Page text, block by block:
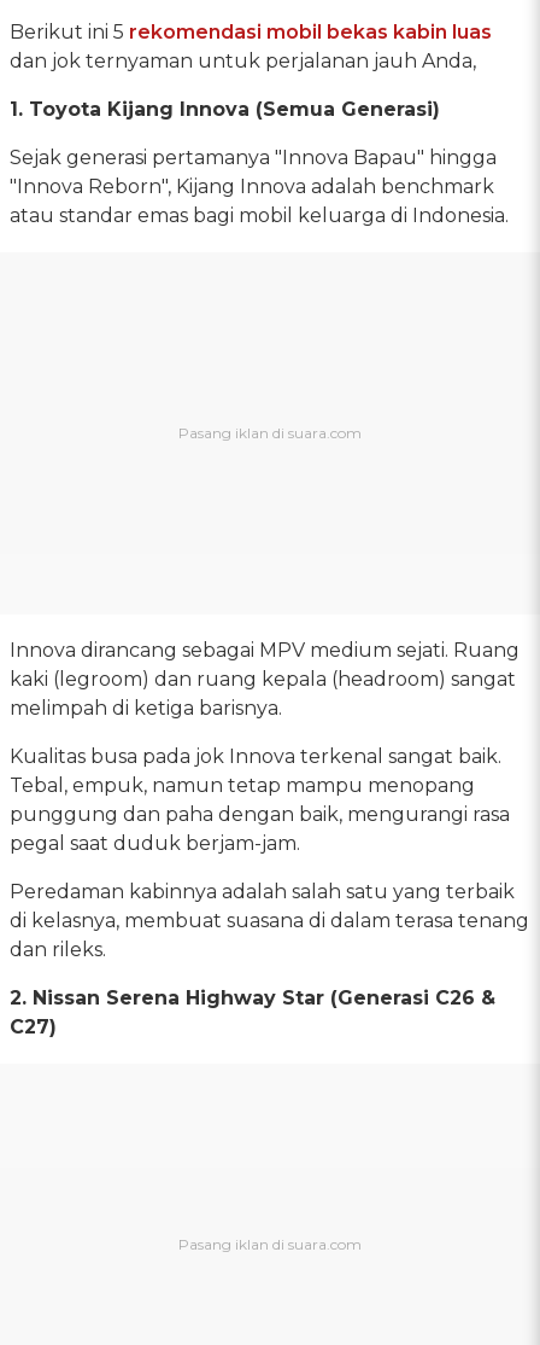
Berikut ini 5 rekomendasi mobil bekas kabin luas
dan jok ternyaman untuk perjalanan jauh Anda,
1. Toyota Kijang Innova (Semua Generasi)
Sejak generasi pertamanya "Innova Bapau" hingga
"Innova Reborn", Kijang Innova adalah benchmark
atau standar emas bagi mobil keluarga di Indonesia.
Innova dirancang sebagai MPV medium sejati. Ruang
kaki (legroom) dan ruang kepala (headroom) sangat
melimpah di ketiga barisnya.
Kualitas busa pada jok Innova terkenal sangat baik.
Tebal, empuk, namun tetap mampu menopang
punggung dan paha dengan baik, mengurangi rasa
pegal saat duduk berjam-jam.
Peredaman kabinnya adalah salah satu yang terbaik
di kelasnya, membuat suasana di dalam terasa tenang
dan rileks.
2. Nissan Serena Highway Star (Generasi C26 &
C27)